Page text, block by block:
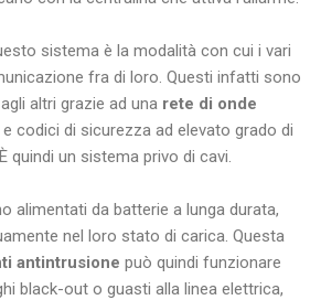
sistema è la modalità con cui i vari
fra di loro. Questi infatti sono
altri grazie ad una rete di onde
e codici di sicurezza ad elevato grado di
quindi un sistema privo di cavi.
alimentati da batterie a lunga durata,
nel loro stato di carica. Questa
antintrusione può quindi funzionare
black-out o guasti alla linea elettrica,